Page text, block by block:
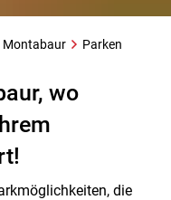
Montabaur Parken
wo
die